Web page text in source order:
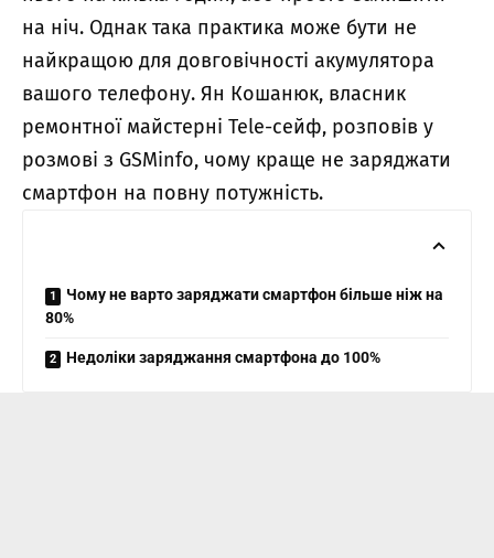
на ніч. Однак така практика може бути не
найкращою для довговічності акумулятора
вашого телефону. Ян Кошанюк, власник
ремонтної майстерні Tele-сейф, розповів у
розмові з GSMinfo, чому краще не заряджати
смартфон на повну потужність.
Чому не варто заряджати смартфон більше ніж на
80%
Недоліки заряджання смартфона до 100%